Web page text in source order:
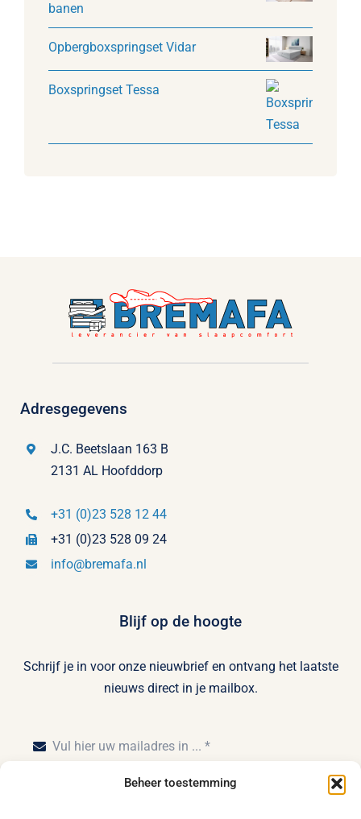
Beheer toestemming
banen
Opbergboxspringset Vidar
Boxspringset Tessa
Adresgegevens
J.C. Beetslaan 163 B
2131 AL Hoofddorp
+31 (0)23 528 12 44
+31 (0)23 528 09 24
info@bremafa.nl
Blijf op de hoogte
Schrijf je in voor onze nieuwbrief en ontvang het laatste
nieuws direct in je mailbox.